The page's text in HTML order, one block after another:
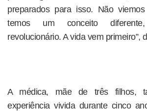
preparados para isso. Não
temos um conceito
revolucionário. A vida vem primeiro”,
A médica, mãe de três filhos,
experiência vivida durante cinco